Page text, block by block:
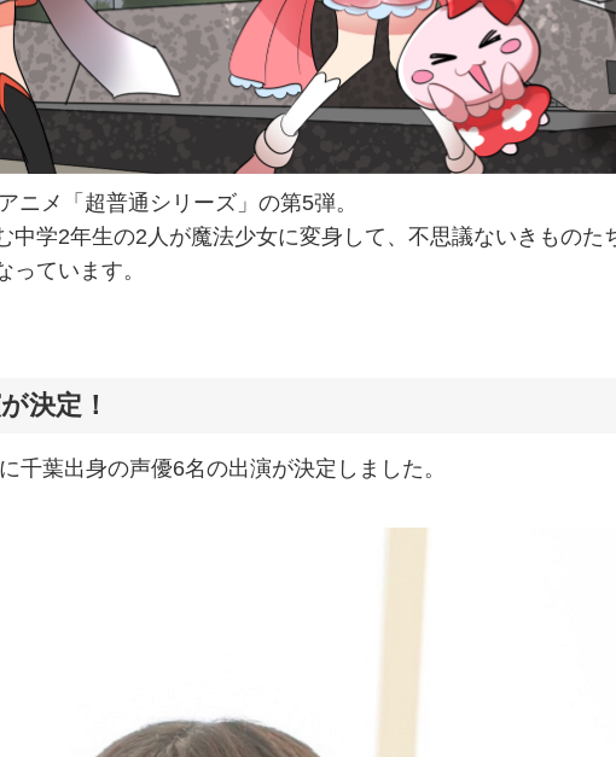
ニメ「超普通シリーズ」の第5弾。
中学2年生の2人が魔法少女に変身して、不思議ないきものた
ています。
決定！
千葉出身の声優6名の出演が決定しました。